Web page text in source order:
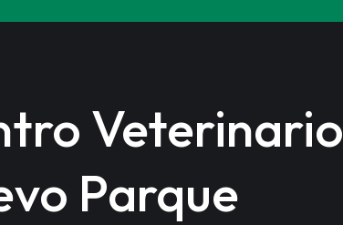
Veterinario
Parque